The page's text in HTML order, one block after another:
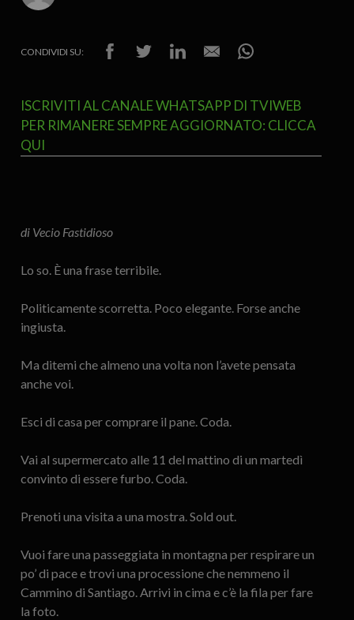
CONDIVIDI SU:
ISCRIVITI AL CANALE WHATSAPP DI TVIWEB
PER RIMANERE SEMPRE AGGIORNATO: CLICCA
QUI
di Vecio Fastidioso
Lo so. È una frase terribile.
Politicamente scorretta. Poco elegante. Forse anche
ingiusta.
Ma ditemi che almeno una volta non l’avete pensata
anche voi.
Esci di casa per comprare il pane. Coda.
Vai al supermercato alle 11 del mattino di un martedì
convinto di essere furbo. Coda.
Prenoti una visita a una mostra. Sold out.
Vuoi fare una passeggiata in montagna per respirare un
po’ di pace e trovi una processione che nemmeno il
Cammino di Santiago. Arrivi in cima e c’è la fila per fare
la foto.